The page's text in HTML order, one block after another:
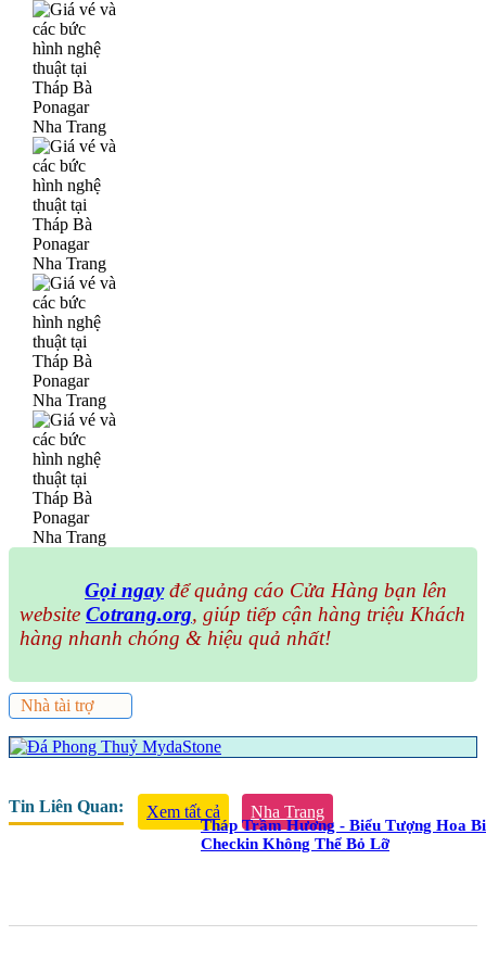
Gọi ngayđể quảng cáo Cửa Hàng bạn lên
website Cotrang.org, giúp tiếp cận hàng triệu Khách
hàng nhanh chóng & hiệu quả nhất!
Nhà tài trợ
Tin Liên Quan: Xem tất cả Nha Trang
Tháp Trầm Hương - Biểu Tượng Hoa
Checkin Không Thể Bỏ Lỡ